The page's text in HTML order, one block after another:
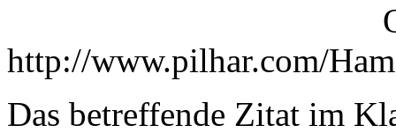
http://www.pilhar.com/
Das betreffende Zitat im